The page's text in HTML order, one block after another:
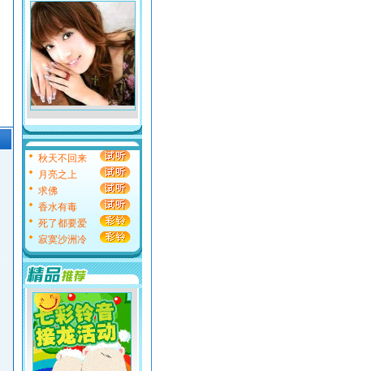
秋天不回来
月亮之上
求佛
香水有毒
死了都要爱
寂寞沙洲冷